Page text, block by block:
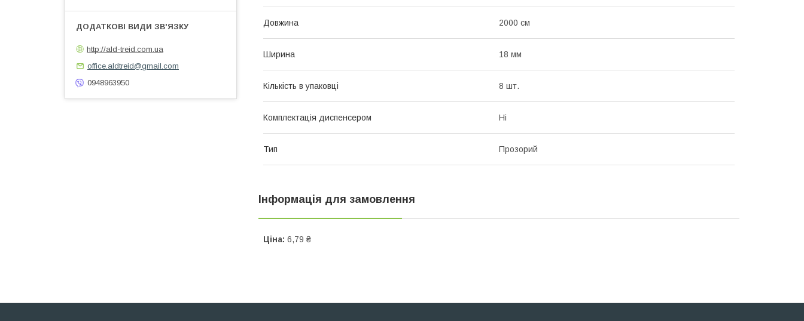
Довжина 2000 см
Ширина 18 мм
Кількість в упаковці 8 шт.
Комплектація диспенсером Ні
Тип Прозорий
Інформація для замовлення
Ціна: 6,79 ₴
http://ald-treid.com.ua
office.aldtreid@gmail.com
0948963950